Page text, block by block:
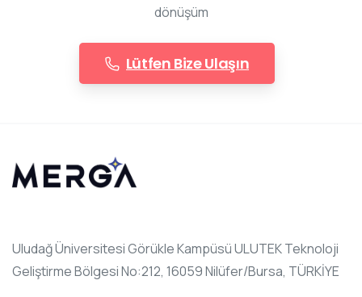
dönüşüm
Lütfen Bize Ulaşın
Uludağ Üniversitesi Görükle Kampüsü ULUTEK Teknoloji
Geliştirme Bölgesi No:212, 16059 Nilüfer/Bursa, TÜRKİYE